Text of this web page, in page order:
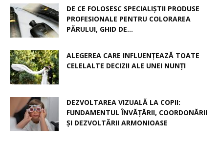
DE CE FOLOSESC SPECIALIȘTII PRODUSE
PROFESIONALE PENTRU COLORAREA
PĂRULUI, GHID DE...
ALEGEREA CARE INFLUENȚEAZĂ TOATE
CELELALTE DECIZII ALE UNEI NUNȚI
DEZVOLTAREA VIZUALĂ LA COPII:
FUNDAMENTUL ÎNVĂȚĂRII, COORDONĂRII
ȘI DEZVOLTĂRII ARMONIOASE